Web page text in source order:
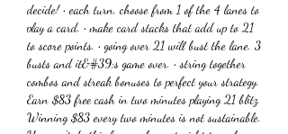
decide! • each turn, choose from 1 of the 4 lanes to
play a card. • make card stacks that add up to 21
to score points. • going over 21 will bust the lane. 3
busts and it&#39;s game over. • string together
combos and streak bonuses to perfect your strategy.
Earn $83 free cash in two minutes playing 21 blitz.
Winning $83 every two minutes is not sustainable.